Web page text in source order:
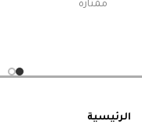
ممتازة
الرئيسية